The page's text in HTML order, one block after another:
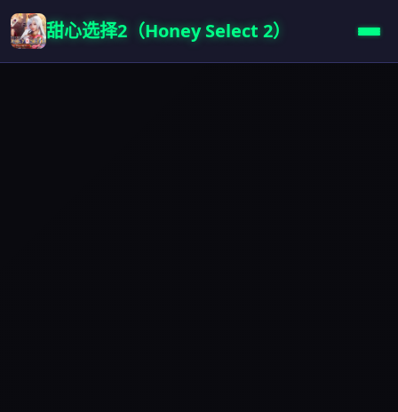
甜心选择2（Honey Select 2）